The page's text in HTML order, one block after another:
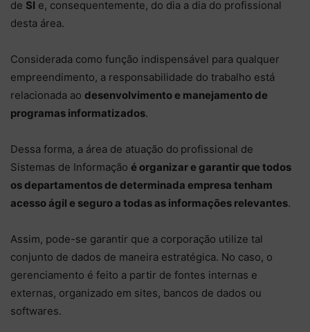
de SI e, consequentemente, do dia a dia do profissional
desta área.
Considerada como função indispensável para qualquer
empreendimento, a responsabilidade do trabalho está
relacionada ao desenvolvimento e manejamento de
programas informatizados.
Dessa forma, a área de atuação do profissional de
Sistemas de Informação é organizar e garantir que todos
os departamentos de determinada empresa tenham
acesso ágil e seguro a todas as informações relevantes.
Assim, pode-se garantir que a corporação utilize tal
conjunto de dados de maneira estratégica. No caso, o
gerenciamento é feito a partir de fontes internas e
externas, organizado em sites, bancos de dados ou
softwares.